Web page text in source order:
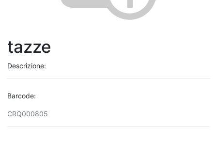
tazze
Descrizione:
Barcode:
CRQ000805